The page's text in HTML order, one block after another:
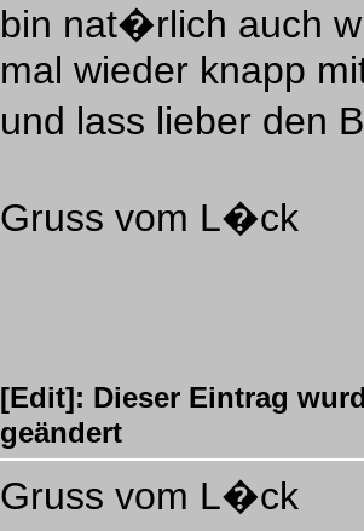
bin nat�rlich auch
mal wieder knapp
und lass lieber den
Gruss vom L�ck
[Edit]: Dieser Eintrag
geändert
Gruss vom L�ck